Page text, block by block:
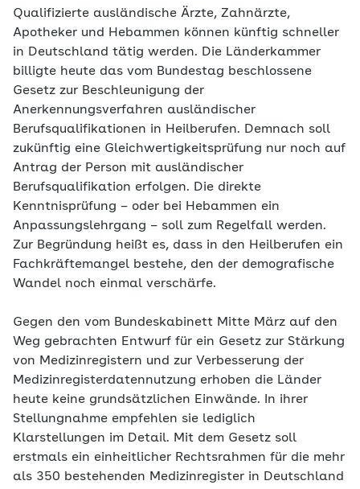
Qualifizierte ausländische Ärzte, Zahnärzte,
Apotheker und Hebammen können künftig schneller
in Deutschland tätig werden. Die Länderkammer
billigte heute das vom Bundestag beschlossene
Gesetz zur Beschleunigung der
Anerkennungsverfahren ausländischer
Berufsqualifikationen in Heilberufen. Demnach soll
zukünftig eine Gleichwertigkeitsprüfung nur noch auf
Antrag der Person mit ausländischer
Berufsqualifikation erfolgen. Die direkte
Kenntnisprüfung – oder bei Hebammen ein
Anpassungslehrgang – soll zum Regelfall werden.
Zur Begründung heißt es, dass in den Heilberufen ein
Fachkräftemangel bestehe, den der demografische
Wandel noch einmal verschärfe.
Gegen den vom Bundeskabinett Mitte März auf den
Weg gebrachten Entwurf für ein Gesetz zur Stärkung
von Medizinregistern und zur Verbesserung der
Medizinregisterdatennutzung erhoben die Länder
heute keine grundsätzlichen Einwände. In ihrer
Stellungnahme empfehlen sie lediglich
Klarstellungen im Detail. Mit dem Gesetz soll
erstmals ein einheitlicher Rechtsrahmen für die mehr
als 350 bestehenden Medizinregister in Deutschland